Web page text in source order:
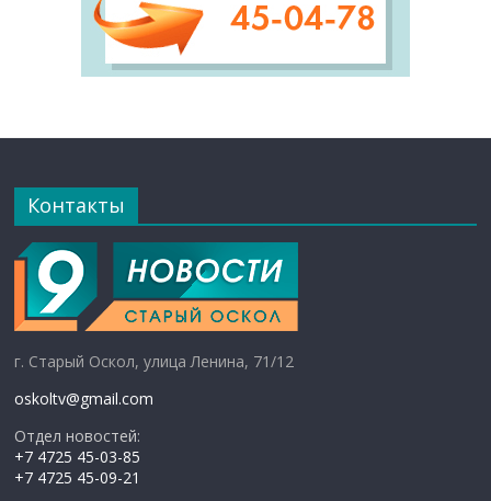
Контакты
г. Старый Оскол, улица Ленина, 71/12
oskoltv@gmail.com
Отдел новостей:
+7 4725 45-03-85
+7 4725 45-09-21